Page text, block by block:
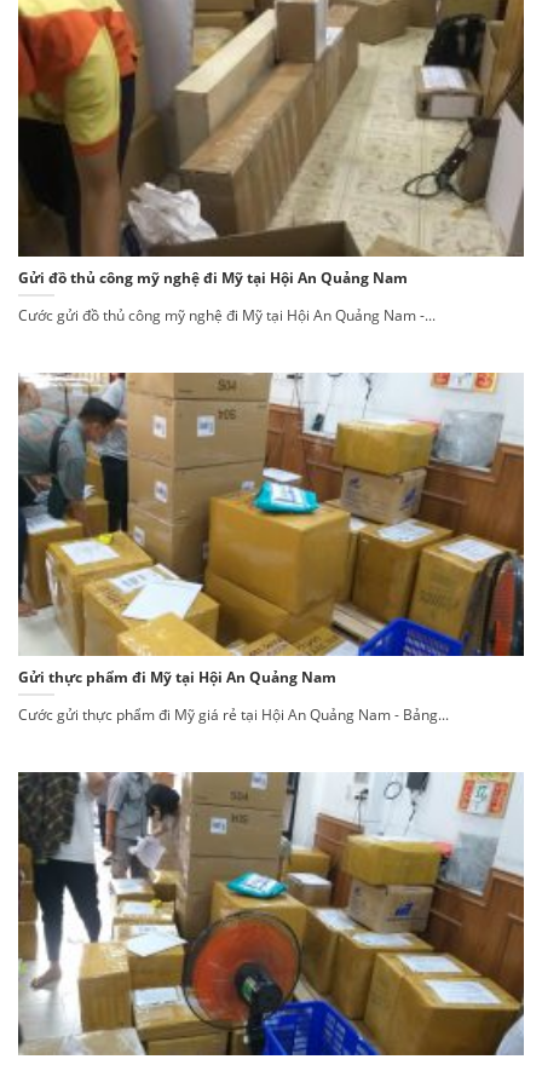
Gửi đồ thủ công mỹ nghệ đi Mỹ tại Hội An Quảng Nam
Cước gửi đồ thủ công mỹ nghệ đi Mỹ tại Hội An Quảng Nam -...
Gửi thực phẩm đi Mỹ tại Hội An Quảng Nam
Cước gửi thực phẩm đi Mỹ giá rẻ tại Hội An Quảng Nam - Bảng...